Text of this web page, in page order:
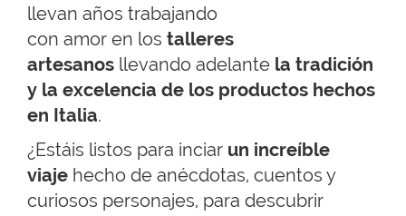
llevan años trabajando
con amor en los talleres
artesanos llevando adelante la tradición
y la excelencia de los productos hechos
en Italia.
¿Estáis listos para inciar un increíble
viaje hecho de anécdotas, cuentos y
curiosos personajes, para descubrir